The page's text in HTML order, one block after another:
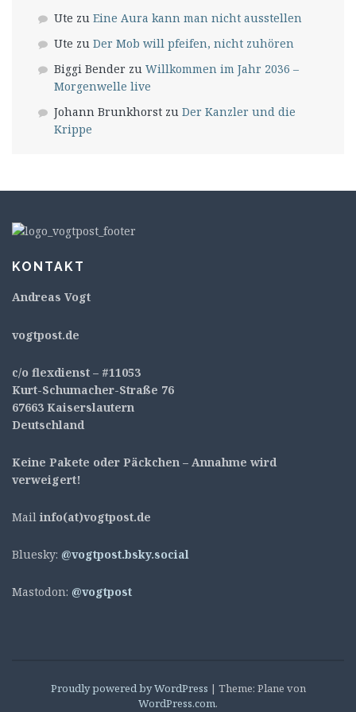
Ute zu Eine Aura kann man nicht ausstellen
Ute zu Der Mob will pfeifen, nicht zuhören
Biggi Bender zu Willkommen im Jahr 2036 –
Morgenwelle live
Johann Brunkhorst zu Der Kanzler und die
Krippe
KONTAKT
Andreas Vogt
vogtpost.de
c/o flexdienst – #11053
Kurt-Schumacher-Straße 76
67663 Kaiserslautern
Deutschland
Keine Pakete oder Päckchen – Annahme wird
verweigert!
Mail info(at)vogtpost.de
Bluesky: @vogtpost.bsky.social
Mastodon: @vogtpost
Proudly powered by WordPress | Theme: Plane von
WordPress.com.